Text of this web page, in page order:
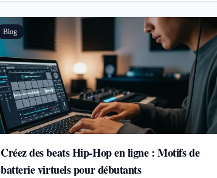
Blog
Créez des beats Hip-Hop en ligne : Motifs de
batterie virtuels pour débutants